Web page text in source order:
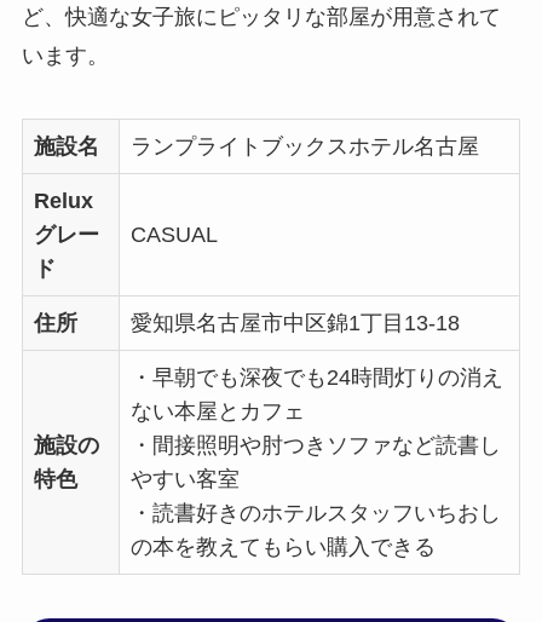
ど、快適な女子旅にピッタリな部屋が用意されて
います。
施設名 ランプライトブックスホテル名古屋
Relux
グレー
ド
CASUAL
住所 愛知県名古屋市中区錦1丁目13-18
施設の
特色
・早朝でも深夜でも24時間灯りの消え
ない本屋とカフェ
・間接照明や肘つきソファなど読書し
やすい客室
・読書好きのホテルスタッフいちおし
の本を教えてもらい購入できる